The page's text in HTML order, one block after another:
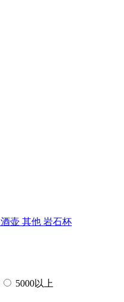
酒壶 其他 岩石杯
5000以上